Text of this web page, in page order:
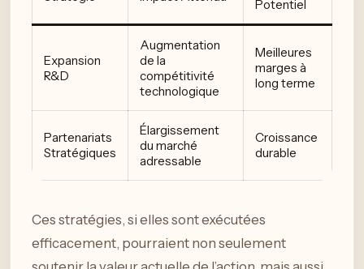
Potentiel
Expansion
R&D
Augmentation
de la
compétitivité
technologique
Meilleures
marges à
long terme
Partenariats
Stratégiques
Élargissement
du marché
adressable
Croissance
durable
Ces stratégies, si elles sont exécutées
efficacement, pourraient non seulement